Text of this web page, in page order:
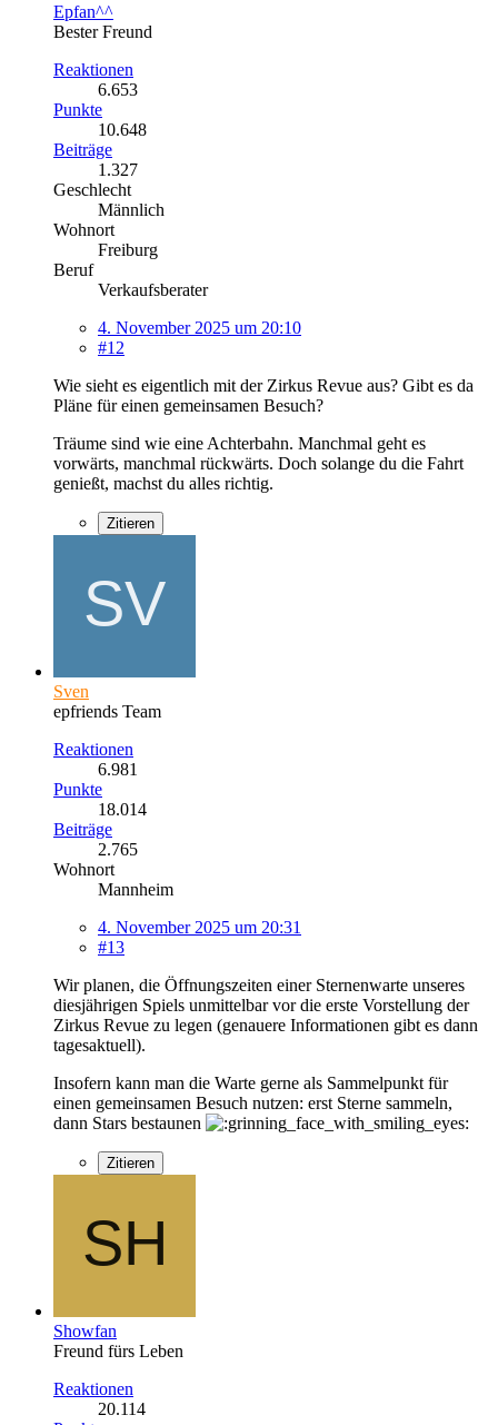
Epfan^^
Bester Freund
Reaktionen
6.653
Punkte
10.648
Beiträge
1.327
Geschlecht
Männlich
Wohnort
Freiburg
Beruf
Verkaufsberater
4. November 2025 um 20:10
#12
Wie sieht es eigentlich mit der Zirkus Revue aus? Gibt es da
Pläne für einen gemeinsamen Besuch?
Träume sind wie eine Achterbahn. Manchmal geht es
vorwärts, manchmal rückwärts. Doch solange du die Fahrt
genießt, machst du alles richtig.
Zitieren
Sven
epfriends Team
Reaktionen
6.981
Punkte
18.014
Beiträge
2.765
Wohnort
Mannheim
4. November 2025 um 20:31
#13
Wir planen, die Öffnungszeiten einer Sternenwarte unseres
diesjährigen Spiels unmittelbar vor die erste Vorstellung der
Zirkus Revue zu legen (genauere Informationen gibt es dann
tagesaktuell).
Insofern kann man die Warte gerne als Sammelpunkt für
einen gemeinsamen Besuch nutzen: erst Sterne sammeln,
dann Stars bestaunen
Zitieren
Showfan
Freund fürs Leben
Reaktionen
20.114